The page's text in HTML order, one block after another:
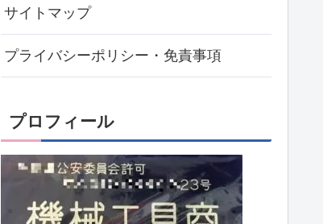
サイトマップ
プライバシーポリシー・免責事項
プロフィール